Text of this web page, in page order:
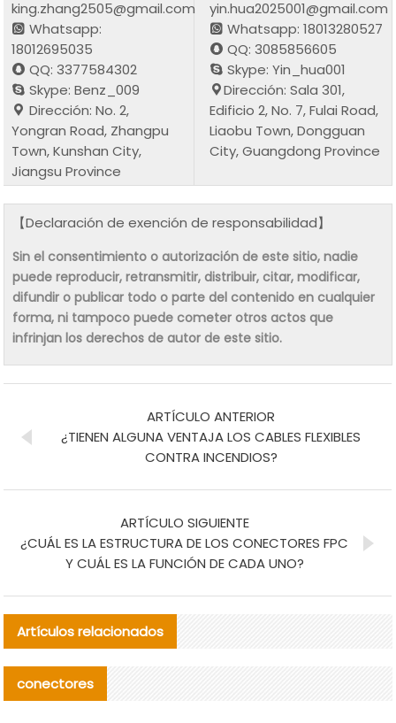
king.zhang2505@gmail.com
Whatsapp:
18012695035
QQ: 3377584302
Skype: Benz_009
Dirección: No. 2,
Yongran Road, Zhangpu
Town, Kunshan City,
Jiangsu Province
yin.hua2025001@gmail.com
Whatsapp: 18013280527
QQ: 3085856605
Skype: Yin_hua001
Dirección: Sala 301,
Edificio 2, No. 7, Fulai Road,
Liaobu Town, Dongguan
City, Guangdong Province
【Declaración de exención de responsabilidad】
Sin el consentimiento o autorización de este sitio, nadie
puede reproducir, retransmitir, distribuir, citar, modificar,
difundir o publicar todo o parte del contenido en cualquier
forma, ni tampoco puede cometer otros actos que
infrinjan los derechos de autor de este sitio.
ARTÍCULO ANTERIOR
¿TIENEN ALGUNA VENTAJA LOS CABLES FLEXIBLES
CONTRA INCENDIOS?
ARTÍCULO SIGUIENTE
¿CUÁL ES LA ESTRUCTURA DE LOS CONECTORES FPC
Y CUÁL ES LA FUNCIÓN DE CADA UNO?
Artículos relacionados
conectores